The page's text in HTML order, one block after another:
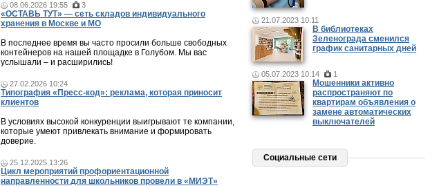
08.06.2026 19:55 3
«ОСТАВЬ ТУТ» — сеть складов индивидуального
хранения в Москве и МО
В последнее время вы часто просили больше свободных
контейнеров на нашей площадке в Голубом. Мы вас
услышали – и расширились!
27.02.2026 10:24
Типография «Пресс-код»: реклама, которая приносит
клиентов
В условиях высокой конкуренции выигрывают те компании,
которые умеют привлекать внимание и формировать
доверие.
25.12.2025 13:26
Цикл мероприятий профориентационной
направленности для школьников провели в «МИЭТ»
21.07.2023 10:11
В библиотеках
Зеленограда сменился
график санитарных дней
05.07.2023 10:14 1
Мошенники активно
распространяют по
квартирам объявления о
замене автоматических
выключателей
Социальные сети